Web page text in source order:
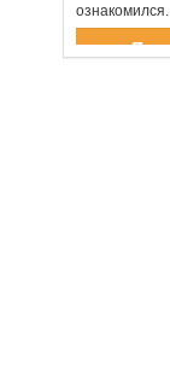
ознакомился.